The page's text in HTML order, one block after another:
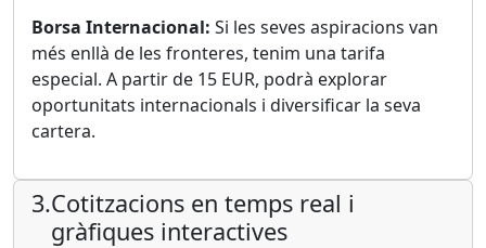
Borsa Internacional: Si les seves aspiracions van
més enllà de les fronteres, tenim una tarifa
especial. A partir de 15 EUR, podrà explorar
oportunitats internacionals i diversificar la seva
cartera.
3.Cotitzacions en temps real i
gràfiques interactives